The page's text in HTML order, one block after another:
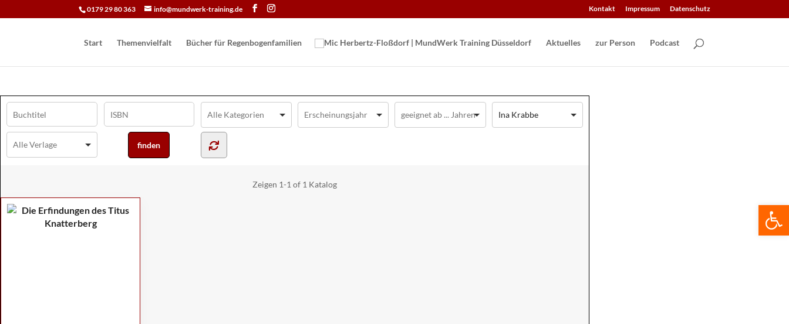
0179 29 80 363 info@mundwerk-training.de Kontakt Impressum Datenschutz
Start Themenvielfalt Bücher für Regen­bogen­familien Aktuelles zur Person Podcast
Ina Krabbe
Zeigen 1-1 of 1 Katalog